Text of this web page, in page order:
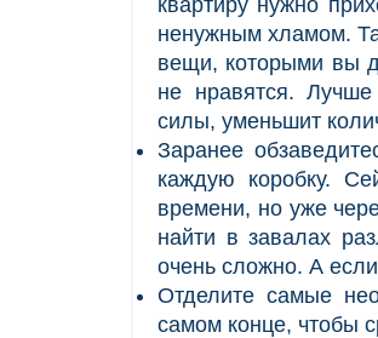
квартиру нужно
ненужным хламом.
вещи, которыми вы
не нравятся.
силы, уменьшит
Заранее
каждую коробку.
времени, но уже
найти в завалах
очень сложно. А
Отделите самые
самом конце, чтобы